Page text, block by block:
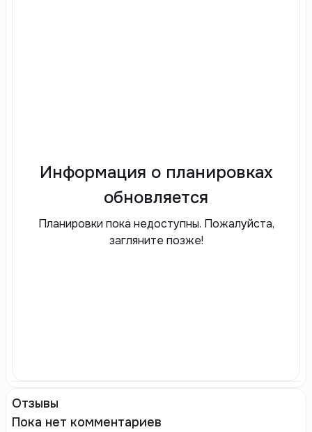
Информация о планировках
обновляется
Планировки пока недоступны. Пожалуйста,
загляните позже!
Отзывы
Пока нет комментариев